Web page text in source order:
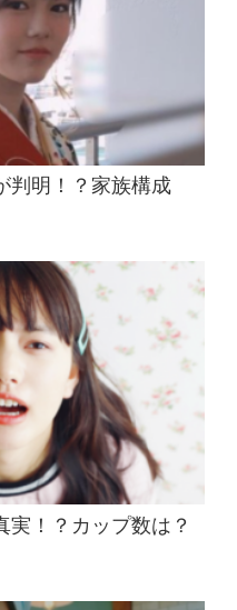
判明！？家族構成
実！？カップ数は？